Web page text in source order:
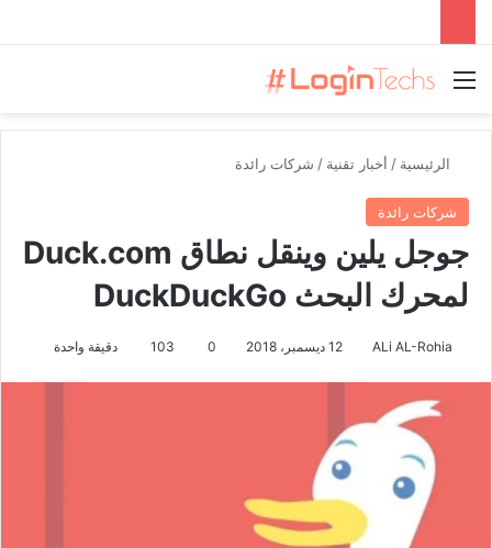
القائمة
الرئيسية / أخبار تقنية / شركات رائدة
شركات رائدة
جوجل يلين وينقل نطاق Duck.com
لمحرك البحث DuckDuckGo
ALi AL-Rohia 12 ديسمبر، 2018 0
103 دقيقة واحدة